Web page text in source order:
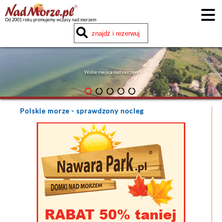
Od 2001 roku promujemy wczasy nad morzem
Wolne miejsca nad morzem
Polskie morze - sprawdzony nocleg